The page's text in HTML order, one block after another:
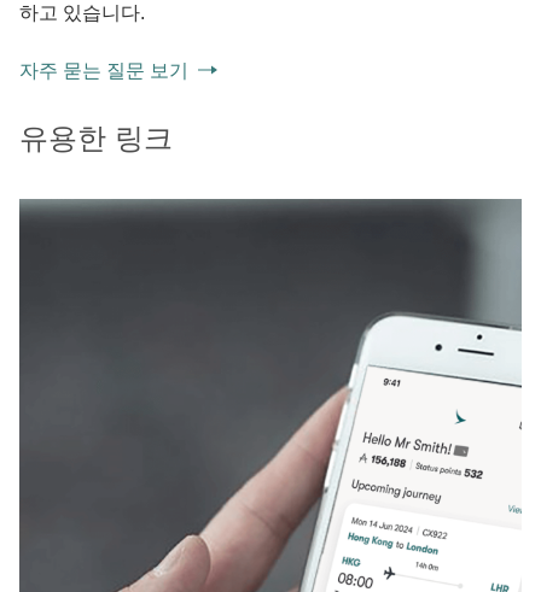
하고 있습니다.
자주 묻는 질문 보기
유용한 링크